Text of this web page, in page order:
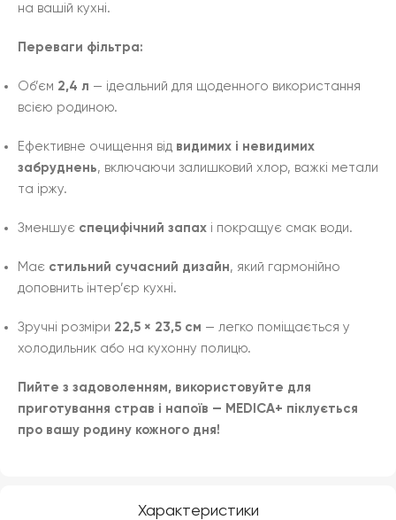
Характеристики
на вашій кухні.
Переваги фільтра:
Об’єм 2,4 л — ідеальний для щоденного використання
всією родиною.
Ефективне очищення від видимих і невидимих
забруднень, включаючи залишковий хлор, важкі метали
та іржу.
Зменшує специфічний запах і покращує смак води.
Має стильний сучасний дизайн, який гармонійно
доповнить інтер’єр кухні.
Зручні розміри 22,5 × 23,5 см — легко поміщається у
холодильник або на кухонну полицю.
Пийте з задоволенням, використовуйте для
приготування страв і напоїв — MEDICA+ піклується
про вашу родину кожного дня!